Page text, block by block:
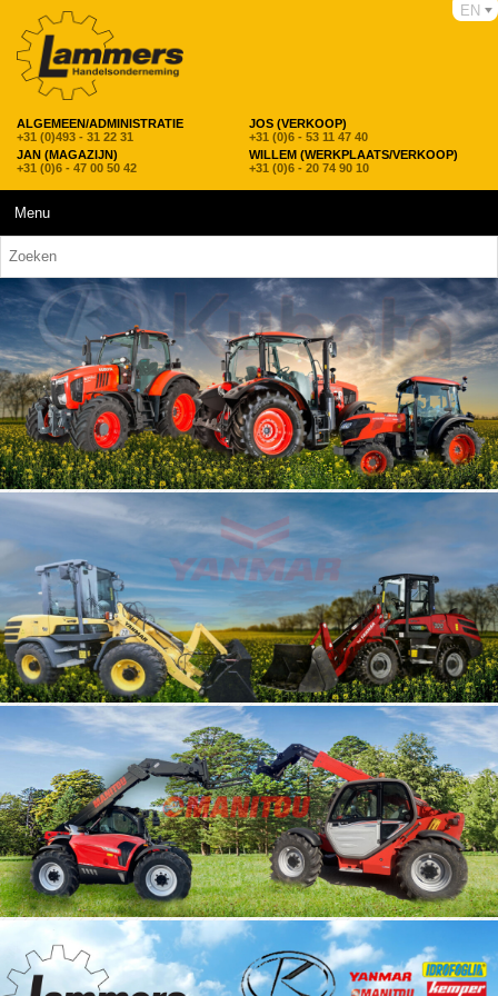
ALGEMEEN/ADMINISTRATIE
+31 (0)493 - 31 22 31
JOS (VERKOOP)
+31 (0)6 - 53 11 47 40
JAN (MAGAZIJN)
+31 (0)6 - 47 00 50 42
WILLEM (WERKPLAATS/VERKOOP)
+31 (0)6 - 20 74 90 10
EN
Menu